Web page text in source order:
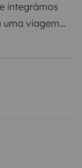
integrámos
uma viagem
conduzir e um
o lado. O
trás,